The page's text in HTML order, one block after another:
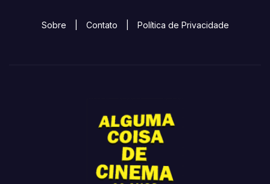
Sobre Contato Política de Privacidade